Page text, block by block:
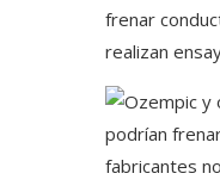
frenar
realizan